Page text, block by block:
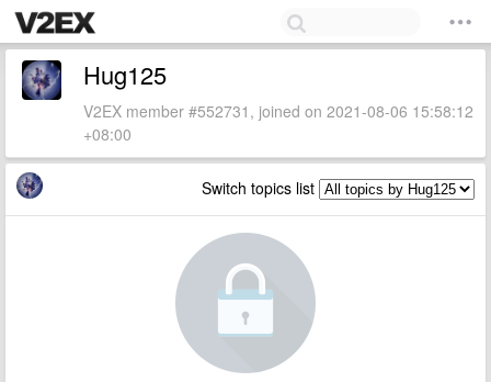
Hug125
V2EX member #552731, joined on 2021-08-06 15:58:12
+08:00
Switch topics list